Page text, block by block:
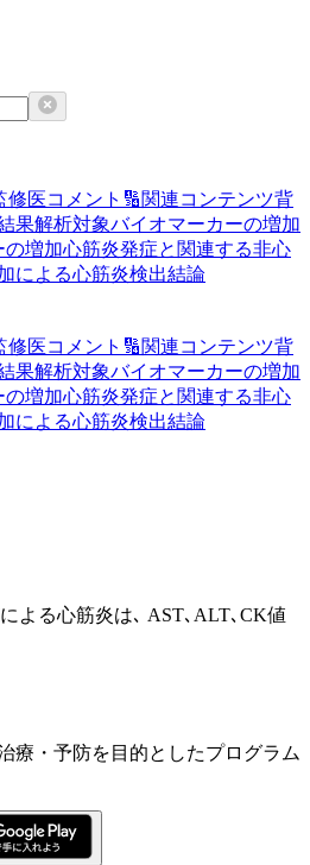
修医コメント 🔢関連コンテンツ背
果解析対象バイオマーカーの増加
の増加心筋炎発症と関連する非心
による心筋炎検出結論
修医コメント 🔢関連コンテンツ背
果解析対象バイオマーカーの増加
の増加心筋炎発症と関連する非心
による心筋炎検出結論
による心筋炎は､ AST､ALT､CK値
療・予防を目的としたプログラム